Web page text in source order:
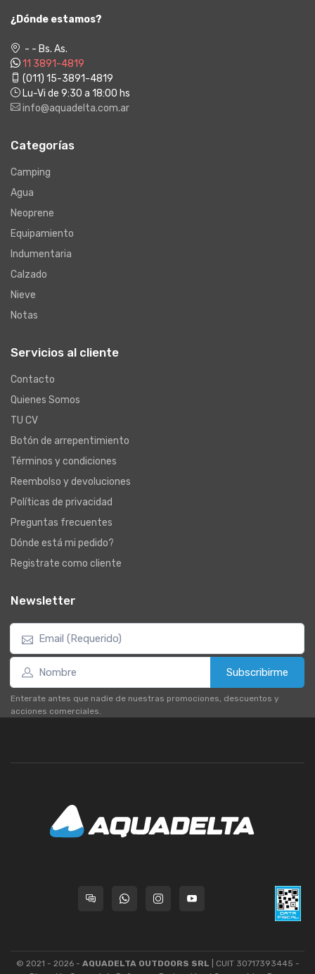
¿Dónde estamos?
- - Bs. As.
11 3891-4819
(011) 15-3891-4819
Lu-Vi de 9:30 a 18:00 hs
info@aquadelta.com.ar
Categorías
Camping
Agua
Neoprene
Equipamiento
Indumentaria
Calzado
Nieve
Notas
Servicios al cliente
Contacto
Quienes Somos
TU CV
Botón de arrepentimiento
Términos y condiciones
Reembolso y devoluciones
Políticas de privacidad
Preguntas frecuentes
Dónde está mi pedido?
Registrate como cliente
Newsletter
Subscribirme
Enterate antes que nadie de nuestras promociones, descuentos y
acciones comerciales.
© 2021 - 2026 - AQUADELTA OUTDOORS SRL | CUIT 30717393445 -